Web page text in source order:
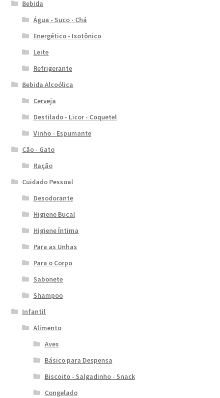
Bebida
Água - Suco - Chá
Energético - Isotônico
Leite
Refrigerante
Bebida Alcoólica
Cerveja
Destilado - Licor - Coquetel
Vinho - Espumante
Cão - Gato
Ração
Cuidado Pessoal
Desodorante
Higiene Bucal
Higiene Íntima
Para as Unhas
Para o Corpo
Sabonete
Shampoo
Infantil
Alimento
Aves
Básico para Despensa
Biscoito - Salgadinho - Snack
Congelado